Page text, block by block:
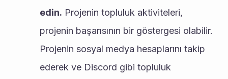
edin. Projenin topluluk aktiviteleri,
projenin başarısının bir göstergesi olabilir.
Projenin sosyal medya hesaplarını takip
ederek ve Discord gibi topluluk